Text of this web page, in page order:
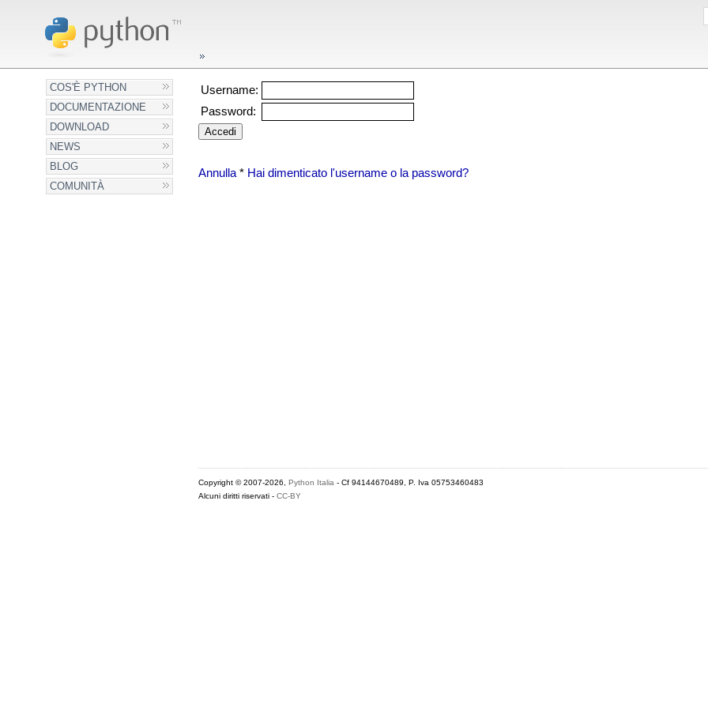
COS'È PYTHON
DOCUMENTAZIONE
DOWNLOAD
NEWS
BLOG
COMUNITÀ
Username:
Password:
Annulla* Hai dimenticato l'username o la password?
Copyright © 2007-2026, Python Italia - Cf 94144670489, P. Iva 05753460483
Alcuni diritti riservati - CC-BY